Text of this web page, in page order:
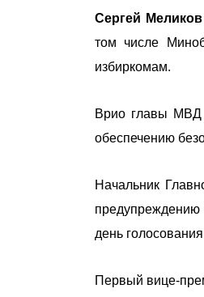
Сергей Меликов
том числе
избиркомам.
Врио главы МВД
обеспечению
Начальник
предупреждению
день
Первый вице-